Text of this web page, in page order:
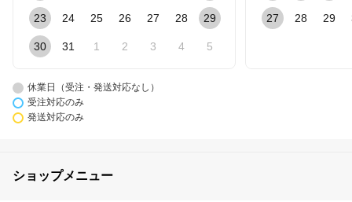
23 24 25 26 27 28 29
30 31 1 2 3 4 5
27 28 29
休業日（受注・発送対応なし）
受注対応のみ
発送対応のみ
ショップメニュー